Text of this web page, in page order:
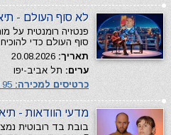
לא סוף העולם -
פנטזיה רומנטית על
סוף העולם כדי
תאריך:
ערים: תל אביב-יפו
כרטיסים למכירה:
מדעי הוודאות -
בובת בד רובוטית